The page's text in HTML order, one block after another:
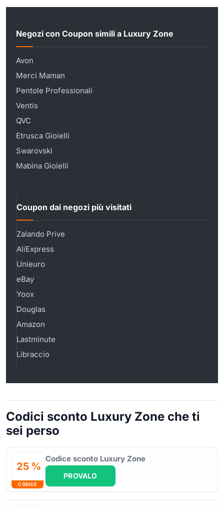
Negozi con Coupon simili a Luxury Zone
Avon
Merci Maman
Pentole Professionali
Ventis
QVC
Etrusca Gioielli
Swarovski
Mabina Gioielli
Coupon dai negozi più visitati
Zalando Prive
AliExpress
Unieuro
eBay
Yoox
Douglas
Amazon
Lastminute
Libraccio
Codici sconto Luxury Zone che ti
sei perso
25 %
CODICE
Codice sconto Luxury Zone
PROVALO